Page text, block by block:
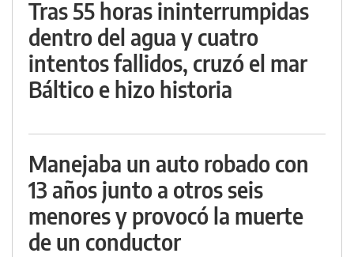
Tras 55 horas ininterrumpidas
dentro del agua y cuatro
intentos fallidos, cruzó el mar
Báltico e hizo historia
Manejaba un auto robado con
13 años junto a otros seis
menores y provocó la muerte
de un conductor